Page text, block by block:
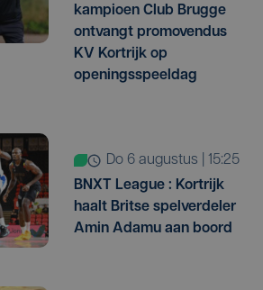
kampioen Club Brugge
ontvangt promovendus
KV Kortrijk op
openingsspeeldag
do 6 augustus | 15:25
BNXT League : Kortrijk
haalt Britse spelverdeler
Amin Adamu aan boord